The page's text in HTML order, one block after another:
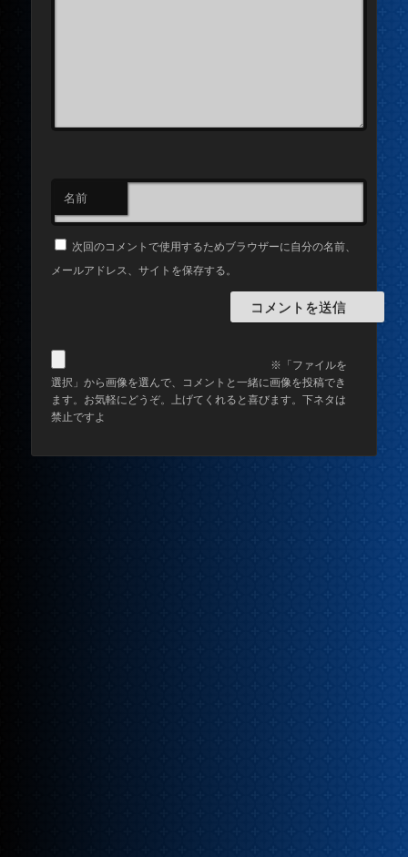
名前
次回のコメントで使用するためブラウザーに自分の名前、
メールアドレス、サイトを保存する。
※「ファイルを
選択」から画像を選んで、コメントと一緒に画像を投稿でき
ます。お気軽にどうぞ。上げてくれると喜びます。下ネタは
禁止ですよ